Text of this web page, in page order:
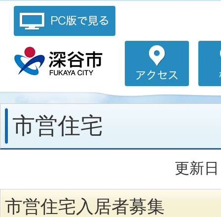
市営住宅
更新
市営住宅入居者募集